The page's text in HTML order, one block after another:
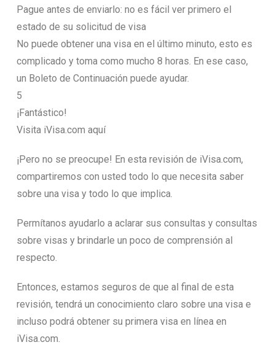
Pague antes de enviarlo: no es fácil ver primero el
estado de su solicitud de visa
No puede obtener una visa en el último minuto, esto es
complicado y toma como mucho 8 horas. En ese caso,
un Boleto de Continuación puede ayudar.
5
¡Fantástico!
Visita iVisa.com aquí
¡Pero no se preocupe! En esta revisión de iVisa.com,
compartiremos con usted todo lo que necesita saber
sobre una visa y todo lo que implica.
Permítanos ayudarlo a aclarar sus consultas y consultas
sobre visas y brindarle un poco de comprensión al
respecto.
Entonces, estamos seguros de que al final de esta
revisión, tendrá un conocimiento claro sobre una visa e
incluso podrá obtener su primera visa en línea en
iVisa.com.